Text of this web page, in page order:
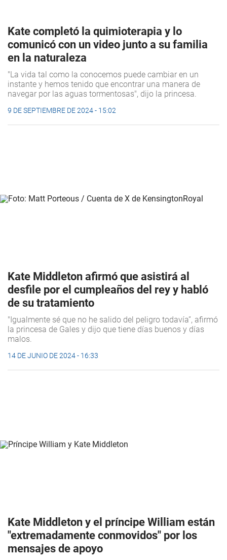
Kate completó la quimioterapia y lo
comunicó con un video junto a su familia
en la naturaleza
"La vida tal como la conocemos puede cambiar en un
instante y hemos tenido que encontrar una manera de
navegar por las aguas tormentosas", dijo la princesa.
9 DE SEPTIEMBRE DE 2024 - 15:02
Kate Middleton afirmó que asistirá al
desfile por el cumpleaños del rey y habló
de su tratamiento
"Igualmente sé que no he salido del peligro todavía”, afirmó
la princesa de Gales y dijo que tiene días buenos y días
malos.
14 DE JUNIO DE 2024 - 16:33
Kate Middleton y el príncipe William están
"extremadamente conmovidos" por los
mensajes de apoyo